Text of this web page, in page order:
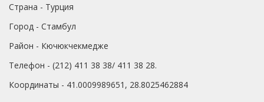
Страна - Турция
Город - Стамбул
Район - Кючюкчекмедже
Телефон - (212) 411 38 38/ 411 38 28.
Координаты - 41.0009989651, 28.8025462884